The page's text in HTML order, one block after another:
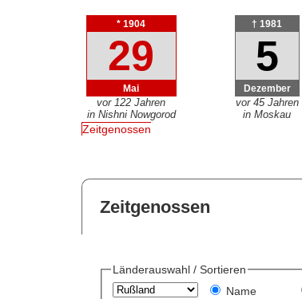
* 1904
29
Mai
vor 122 Jahren
in Nishni Nowgorod
† 1981
5
Dezember
vor 45 Jahren
in Moskau
Zeitgenossen
Zeitgenossen
Länderauswahl / Sortieren
Name